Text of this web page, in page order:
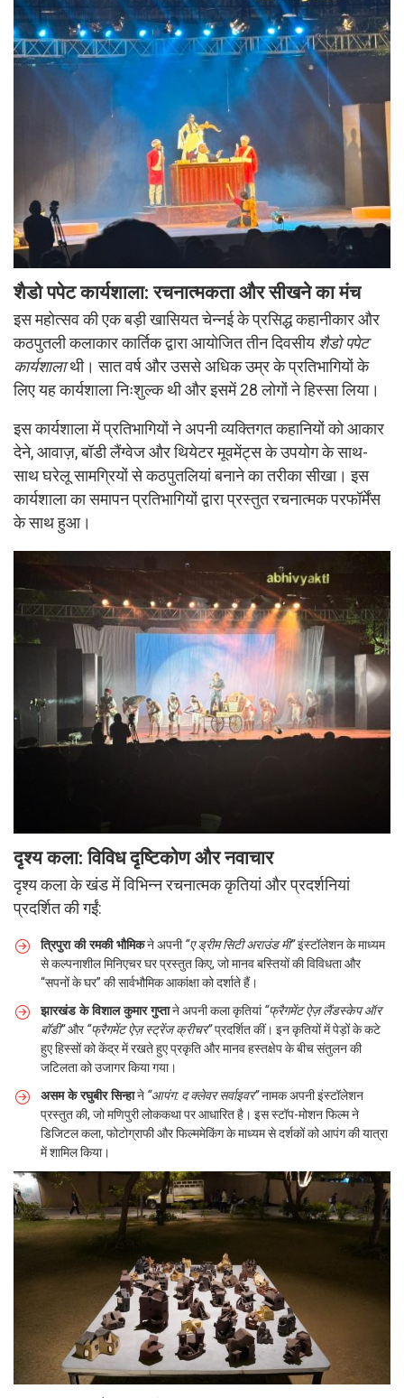
शैडो पपेट कार्यशाला: रचनात्मकता और सीखने का मंच
इस महोत्सव की एक बड़ी खासियत चेन्नई के प्रसिद्ध कहानीकार और
कठपुतली कलाकार कार्तिक द्वारा आयोजित तीन दिवसीय शैडो पपेट
कार्यशालाथी। सात वर्ष और उससे अधिक उम्र के प्रतिभागियों के
लिए यह कार्यशाला निःशुल्क थी और इसमें 28 लोगों ने हिस्सा लिया।
इस कार्यशाला में प्रतिभागियों ने अपनी व्यक्तिगत कहानियों को आकार
देने, आवाज़, बॉडी लैंग्वेज और थियेटर मूवमेंट्स के उपयोग के साथ-
साथ घरेलू सामग्रियों से कठपुतलियां बनाने का तरीका सीखा। इस
कार्यशाला का समापन प्रतिभागियों द्वारा प्रस्तुत रचनात्मक परफॉर्मेंस
के साथ हुआ।
दृश्य कला: विविध दृष्टिकोण और नवाचार
दृश्य कला के खंड में विभिन्न रचनात्मक कृतियां और प्रदर्शनियां
प्रदर्शित की गईं:
त्रिपुरा की रमकी भौमिकने अपनी“ए ड्रीम सिटी अराउंड मी”इंस्टॉलेशन के माध्यम
से कल्पनाशील मिनिएचर घर प्रस्तुत किए, जो मानव बस्तियों की विविधता और
“सपनों के घर” की सार्वभौमिक आकांक्षा को दर्शाते हैं।
झारखंड के विशाल कुमार गुप्ताने अपनी कला कृतियां“फ्रैगमेंट ऐज़ लैंडस्केप ऑर
बॉडी”और“फ्रैगमेंट ऐज़ स्ट्रेंज क्रीचर”प्रदर्शित कीं। इन कृतियों में पेड़ों के कटे
हुए हिस्सों को केंद्र में रखते हुए प्रकृति और मानव हस्तक्षेप के बीच संतुलन की
जटिलता को उजागर किया गया।
असम के रघुबीर सिन्हाने “आपंग: द क्लेवर सर्वाइवर”नामक अपनी इंस्टॉलेशन
प्रस्तुत की, जो मणिपुरी लोककथा पर आधारित है। इस स्टॉप-मोशन फिल्म ने
डिजिटल कला, फोटोग्राफी और फिल्ममेकिंग के माध्यम से दर्शकों को आपंग की यात्रा
में शामिल किया।